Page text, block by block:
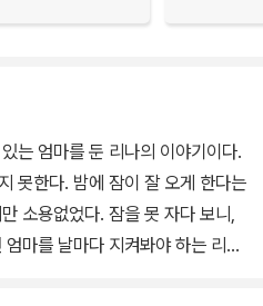
는 엄마를 둔 리나의 이야기이다.
못한다. 밤에 잠이 잘 오게 한다는
소용없었다. 잠을 못 자다 보니,
마를 날마다 지켜봐야 하는 리나